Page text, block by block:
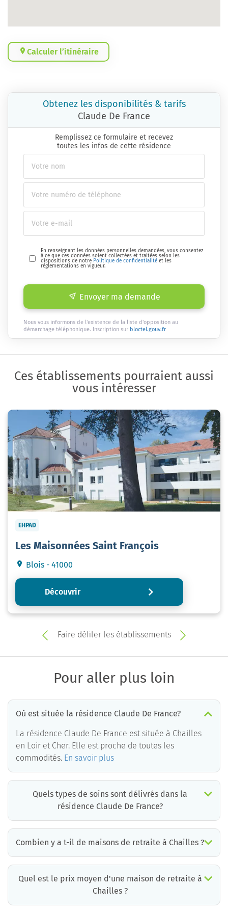
Calculer l’itinéraire
Obtenez les disponibilités & tarifs
Claude De France
Remplissez ce formulaire et recevez
toutes les infos de cette résidence
En renseignant les données personnelles demandées, vous consentez
à ce que ces données soient collectées et traitées selon les
dispositions de notre Politique de confidentialité et les
réglementations en vigueur.
Envoyer ma demande
Nous vous informons de l'existence de la liste d'opposition au
démarchage téléphonique. Inscription sur bloctel.gouv.fr
Ces établissements pourraient aussi
vous intéresser
EHPAD
Les Maisonnées Saint François
Blois - 41000
Découvrir
Faire défiler les établissements
Pour aller plus loin
Où est située la résidence Claude De France?
La résidence Claude De France est située à Chailles
en Loir et Cher. Elle est proche de toutes les
commodités. En savoir plus
Quels types de soins sont délivrés dans la
résidence Claude De France?
Combien y a t-il de maisons de retraite à Chailles ?
Quel est le prix moyen d'une maison de retraite à
Chailles ?